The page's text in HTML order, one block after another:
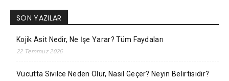
SON YAZILAR
Kojik Asit Nedir, Ne İşe Yarar? Tüm Faydaları
22 Temmuz 2026
Vücutta Sivilce Neden Olur, Nasıl Geçer? Neyin Belirtisidir?